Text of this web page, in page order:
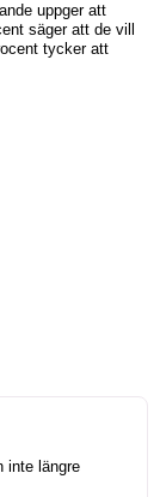
uppger att
säger att de vill
tycker att
inte längre